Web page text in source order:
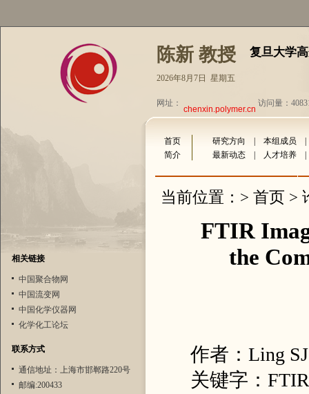
陈新 教授 复旦大学
2026年8月7日 星期五
网址： chenxin.polymer.cn 访问量：
相关链接
中国聚合物网
中国流变网
中国化学仪器网
化学化工论坛
联系方式
通信地址：上海市邯郸路220号
邮编:200433
首页 研究方向 本组成员
简介
最新动态 人才培养
当前位置：> 首页 >
FTIR
the
作者：Ling
关键字：